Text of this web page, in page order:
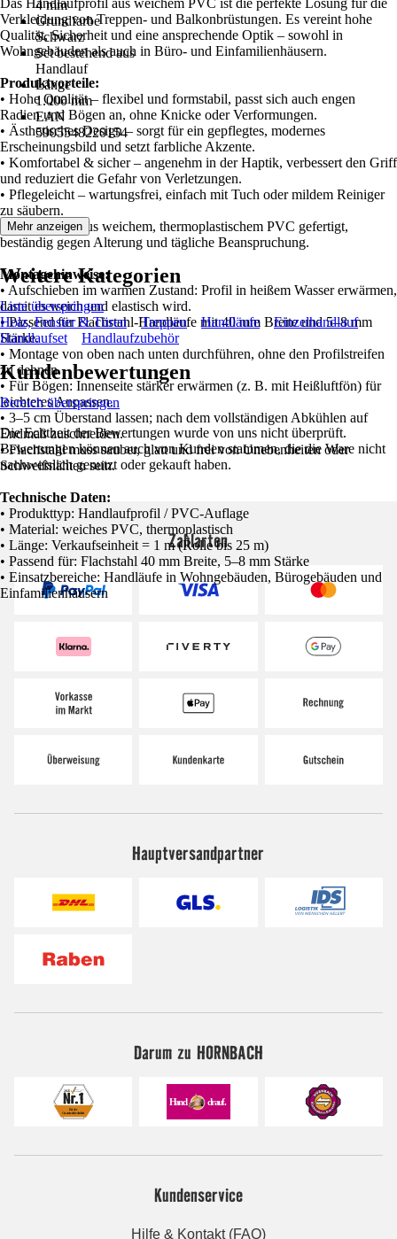
4 mm
Grundfarbe
Schwarz
Set bestehend aus
Handlauf
Länge
1.000 mm
EAN
5905548220154
Das Handlaufprofil aus weichem PVC ist die perfekte Lösung für die
Verkleidung von Treppen- und Balkonbrüstungen. Es vereint hohe
Qualität, Sicherheit und eine ansprechende Optik – sowohl in
Wohngebäuden als auch in Büro- und Einfamilienhäusern.
Produktvorteile:
• Hohe Qualität – flexibel und formstabil, passt sich auch engen
Radien und Bögen an, ohne Knicke oder Verformungen.
• Ästhetisches Design – sorgt für ein gepflegtes, modernes
Erscheinungsbild und setzt farbliche Akzente.
• Komfortabel & sicher – angenehm in der Haptik, verbessert den Griff
und reduziert die Gefahr von Verletzungen.
• Pflegeleicht – wartungsfrei, einfach mit Tuch oder mildem Reiniger
zu säubern.
• Langlebig – aus weichem, thermoplastischem PVC gefertigt,
beständig gegen Alterung und tägliche Beanspruchung.
Montagehinweise:
• Aufschieben im warmen Zustand: Profil in heißem Wasser erwärmen,
damit es weich und elastisch wird.
• Passend für Flachstahl-Handläufe mit 40 mm Breite und 5–8 mm
Stärke.
• Montage von oben nach unten durchführen, ohne den Profilstreifen
zu dehnen.
• Für Bögen: Innenseite stärker erwärmen (z. B. mit Heißluftfön) für
leichteres Anpassen.
• 3–5 cm Überstand lassen; nach dem vollständigen Abkühlen auf
Endmaß zuschneiden.
• Flachstahl muss sauber, glatt und frei von Unebenheiten oder
Schweißnähten sein.
Technische Daten:
• Produkttyp: Handlaufprofil / PVC-Auflage
• Material: weiches PVC, thermoplastisch
• Länge: Verkaufseinheit = 1 m (Rolle bis 25 m)
• Passend für: Flachstahl 40 mm Breite, 5–8 mm Stärke
• Einsatzbereiche: Handläufe in Wohngebäuden, Bürogebäuden und
Einfamilienhäusern
Mehr anzeigen
Weitere Kategorien
Liste überspringen
Holz, Fenster & Türen
Treppen Handläufe
Einzelhandlauf
Handlaufset
Handlaufzubehör
Kundenbewertungen
Bereich überspringen
Die Echtheit der Bewertungen wurde von uns nicht überprüft.
Bewertungen können auch von Kunden stammen, die die Ware nicht
nachweislich genutzt oder gekauft haben.
Zahlarten
Hauptversandpartner
Darum zu HORNBACH
Kundenservice
Hilfe & Kontakt (FAQ)